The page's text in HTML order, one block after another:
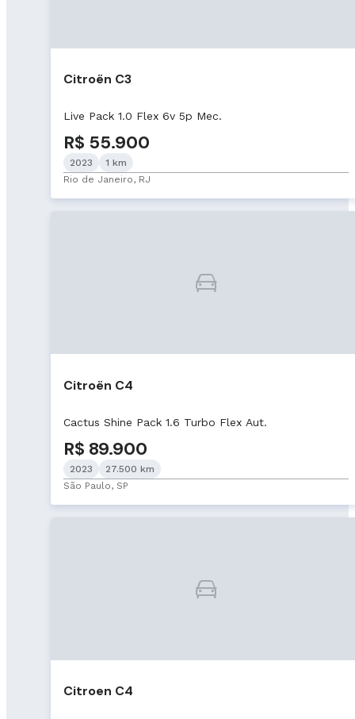
Citroën C3
Live Pack 1.0 Flex 6v 5p Mec.
R$ 55.900
2023
1 km
Rio de Janeiro, RJ
Citroën C4
Cactus Shine Pack 1.6 Turbo Flex Aut.
R$ 89.900
2023
27.500 km
São Paulo, SP
Citroen C4